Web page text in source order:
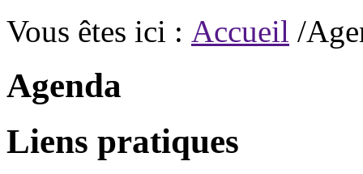
Vous êtes ici : Accueil /
Agenda
Liens pratiques